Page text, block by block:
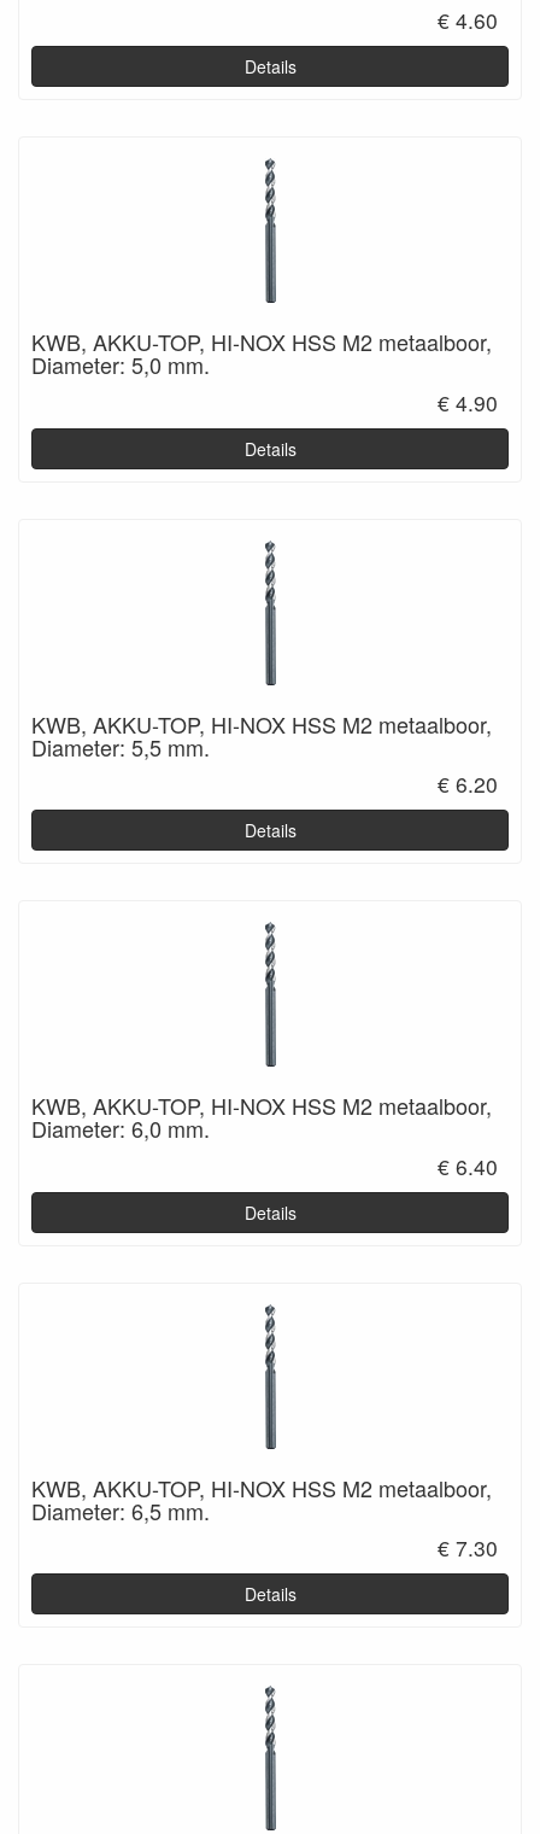
€ 4.60
Details
KWB, AKKU-TOP, HI-NOX HSS M2 metaalboor,
Diameter: 5,0 mm.
€ 4.90
Details
KWB, AKKU-TOP, HI-NOX HSS M2 metaalboor,
Diameter: 5,5 mm.
€ 6.20
Details
KWB, AKKU-TOP, HI-NOX HSS M2 metaalboor,
Diameter: 6,0 mm.
€ 6.40
Details
KWB, AKKU-TOP, HI-NOX HSS M2 metaalboor,
Diameter: 6,5 mm.
€ 7.30
Details